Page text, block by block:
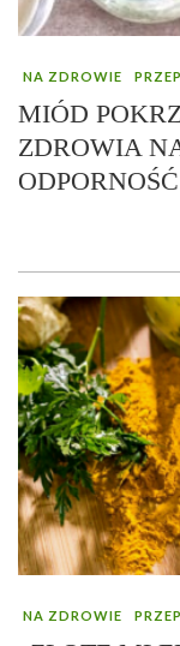
NA ZDROWIE
MIÓD
ZDROWIA
NA ZDROWIE